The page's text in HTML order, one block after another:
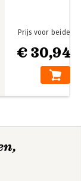
€ 30,94
Prijs voor beide